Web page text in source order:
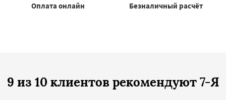
Оплата онлайн Безналичный расчёт
9 из 10 клиентов рекомендуют 7-Я